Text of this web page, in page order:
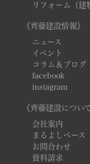
リフォーム（建
《齊藤建設情報》
ニュース
イベント
コラム＆ブログ
facebook
instagram
《齊藤建設につい
会社案内
まるよしベース
お問合わせ
資料請求